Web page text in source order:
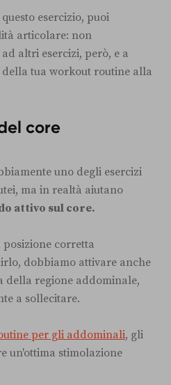
esercizio, puoi
articolare: non
altri esercizi, però, e a
della tua workout routine alla
core
uno degli esercizi
ma in realtà aiutano
attivo sul core.
corretta
dobbiamo attivare anche
della regione addominale,
a sollecitare.
per gli addominali, gli
un'ottima stimolazione